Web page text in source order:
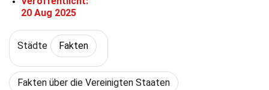
20 Aug 2025
Städte Fakten
Fakten über die Vereinigten Staaten